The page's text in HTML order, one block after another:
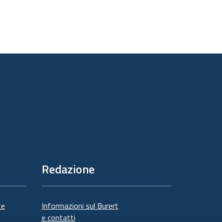
Redazione
Informazioni sul Burert
e contatti